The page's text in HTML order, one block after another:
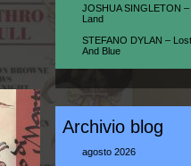
JOSHUA SINGLETON
Land
STEFANO DYLAN –
And Blue
Archivio blog
agosto 2026